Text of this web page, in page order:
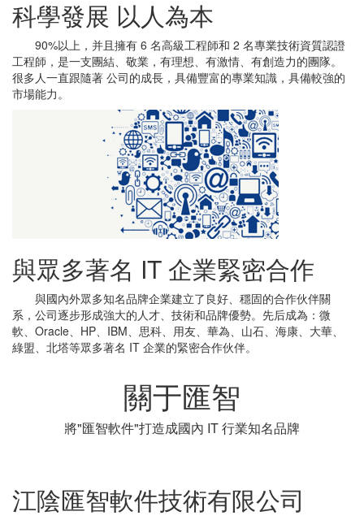
科學發展 以人為本
90%以上，并且擁有 6 名高級工程師和 2 名專業技術資質認證
工程師，是一支團結、敬業，有理想、有激情、有創造力的團隊。
很多人一直跟隨著 公司的成長，具備豐富的專業知識，具備較強的
市場能力。
與眾多著名 IT 企業緊密合作
與國內外眾多知名品牌企業建立了良好、穩固的合作伙伴關
系，公司逐步形成強大的人才、技術和品牌優勢。先后成為：微
軟、Oracle、HP、IBM、思科、用友、華為、山石、海康、大華、
綠盟、北塔等眾多著名 IT 企業的緊密合作伙伴。
關于匯智
將"匯智軟件"打造成國內 IT 行業知名品牌
江陰匯智軟件技術有限公司